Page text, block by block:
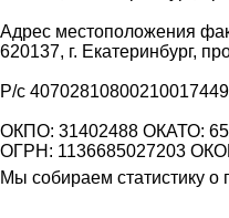
Адрес местоположения
620137, г. Екатеринбург,
Р/с
ОКПО: 31402488 ОКАТО:
ОГРН: 1136685027203
Мы собираем статистику